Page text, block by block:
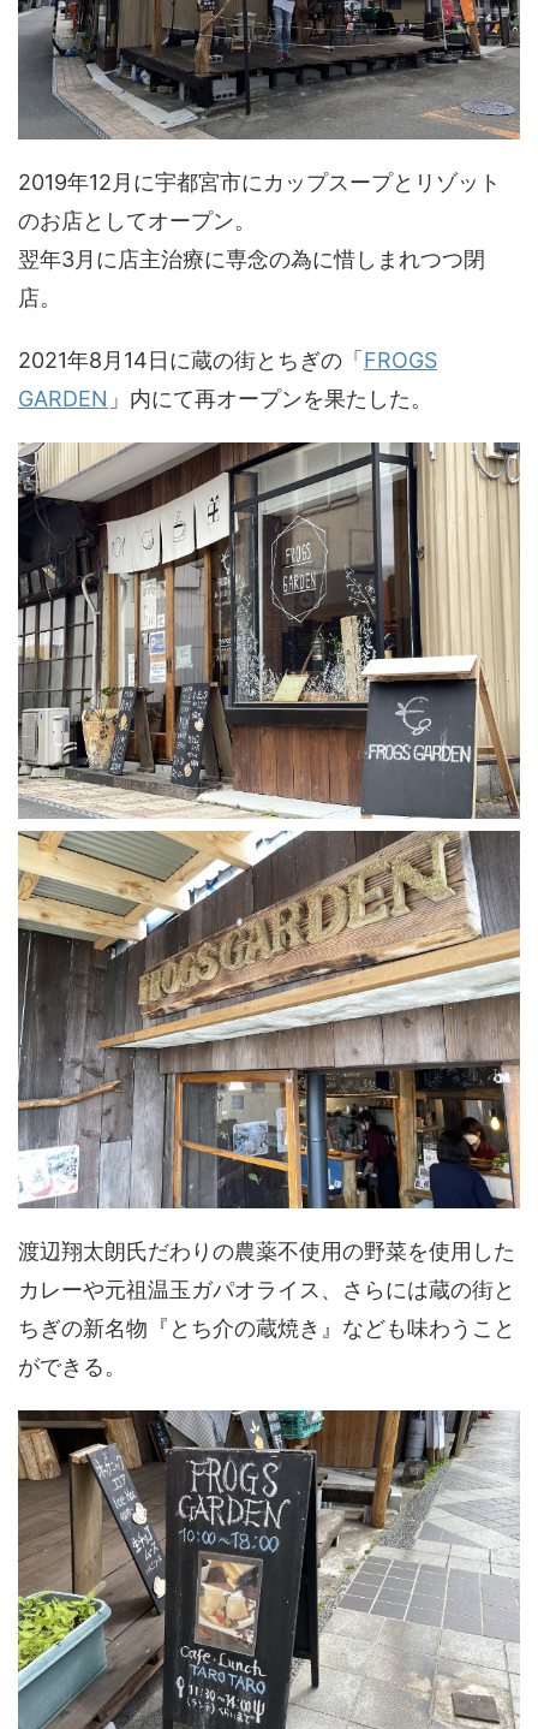
2019年12月に宇都宮市にカップスープとリゾット
のお店としてオープン。
翌年3月に店主治療に専念の為に惜しまれつつ閉
店。
2021年8月14日に蔵の街とちぎの「FROGS
GARDEN 」内にて再オープンを果たした。
渡辺翔太朗氏だわりの農薬不使用の野菜を使用した
カレーや元祖温玉ガパオライス、さらには蔵の街と
ちぎの新名物『とち介の蔵焼き』なども味わうこと
ができる。